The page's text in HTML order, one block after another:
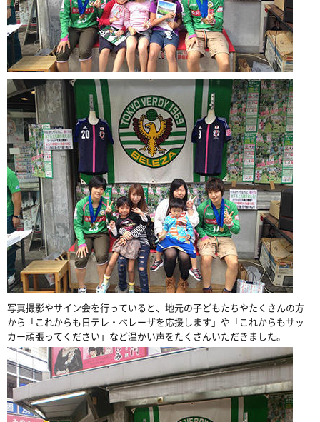
写真撮影やサイン会を行っていると、地元の子どもたちやたくさんの方
から「これからも日テレ・ベレーザを応援します」や「これからもサッ
カー頑張ってください」など温かい声をたくさんいただきました。